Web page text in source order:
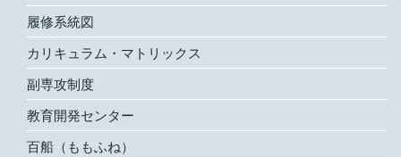
履修系統図
カリキュラム・マトリックス
副専攻制度
教育開発センター
百船（ももふね）